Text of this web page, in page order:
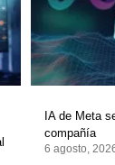
IA de Meta
compañía
6 agosto,